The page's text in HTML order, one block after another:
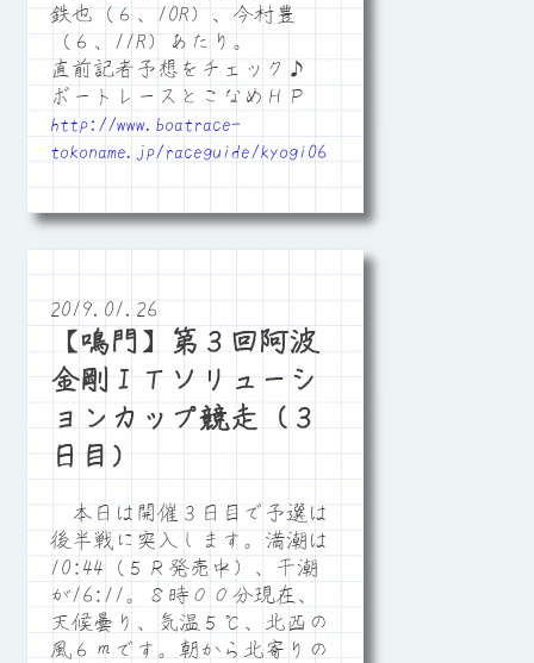
鉄也（６、10R）、今村豊
（６、11R）あたり。
直前記者予想をチェック♪
ボートレースとこなめＨＰ
http://www.boatrace-
tokoname.jp/raceguide/kyogi06
2019.01.26
【鳴門】第３回阿波
金剛ＩＴソリューシ
ョンカップ競走（３
日目）
本日は開催３日目で予選は
後半戦に突入します。満潮は
10:44（５Ｒ発売中）、干潮
が16:11。８時００分現在、
天候曇り、気温５℃、北西の
風６ｍです。朝から北寄りの